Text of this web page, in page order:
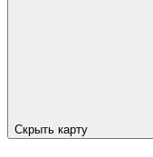
Скрыть карту